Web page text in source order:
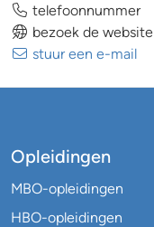
telefoonnummer
bezoek de website
stuur een e-mail
Opleidingen
MBO-opleidingen
HBO-opleidingen